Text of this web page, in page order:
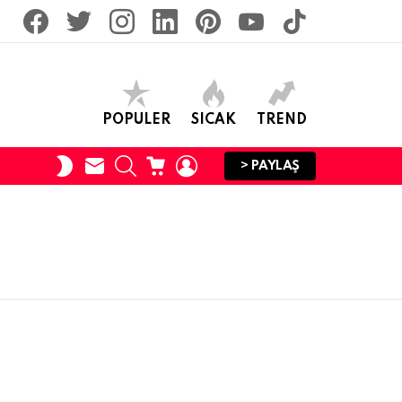
POPULER SICAK TREND
SWITCH
SKIN
SUBSCRIBE
SEARCHCART LOGIN
> PAYLAŞ